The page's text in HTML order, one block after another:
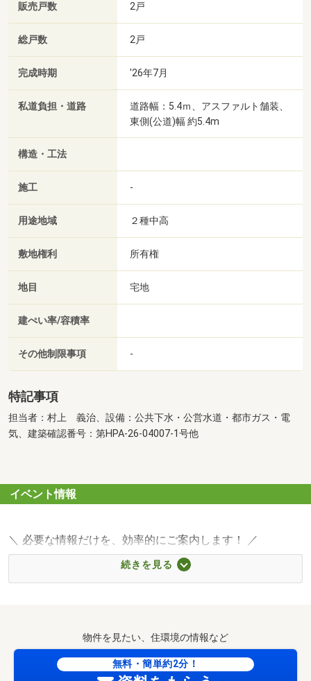
販売戸数 2戸
総戸数 2戸
完成時期 '26年7月
私道負担・道路
道路幅：5.4ｍ、アスファルト舗装、
東側(公道)幅 約5.4m
構造・工法
施工 -
用途地域 ２種中高
敷地権利 所有権
地目 宅地
建ぺい率/容積率
その他制限事項 -
特記事項
担当者：村上 義治、設備：公共下水・公営水道・都市ガス・電
気、建築確認番号：第HPA-26-04007-1号他
イベント情報
＼ 必要な情報だけを、効率的にご案内します！ ／
◆ ご希望の場所まで【無料送迎】いたします
◆ お忙しい方でも安心！【短時間でのご案内プラン】をご
担当スタッフがスケジュールを最適に調整し、ご希望に
沿った物件を1日で効率よくご案内いたします
続きを見る
物件を見たい、住環境の情報など
無料・簡単約2分！